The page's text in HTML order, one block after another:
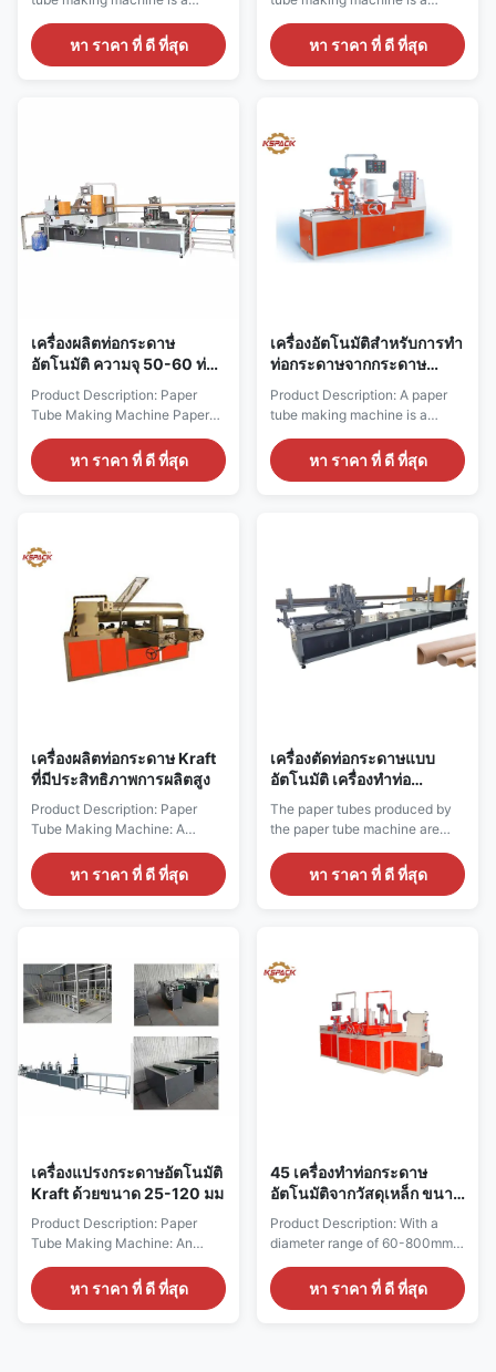
mechanical device that rolls
paper into a tube shape. This
machine has become
and cutting, the machine
produces ...
หา ราคา ที่ ดี ที่สุด
mechanical device that is
specifically designed to roll
paper into a tubular shape. Its
as printing, packaging and
papermaking. These tubes are
created ...
หา ราคา ที่ ดี ที่สุด
เครื่องผลิตท่อกระดาษ
อัตโนมัติ ความจุ 50-60 ท่อ/
120 มม
Product Description: Paper
Tube Making Machine Paper
mechanical device that is used
to roll paper into a tube shape.
machine produces tubes of
different sizes, which act as
support for ...
หา ราคา ที่ ดี ที่สุด
เครื่องอัตโนมัติสําหรับการทํา
ท่อกระดาษจากกระดาษ
นาที
Product Description: A paper
tube making machine is a
you to convert paper into a
tubular shape. It finds its
such as paper gluing, winding,
and cutting ...
หา ราคา ที่ ดี ที่สุด
เครื่องผลิตท่อกระดาษ Kraft
ที่มีประสิทธิภาพการผลิตสูง
Product Description: Paper
Tube Making Machine: A
tube making machine is a
mechanical equipment that
which serves as the core
support for products such as
coils, wires, and ...
หา ราคา ที่ ดี ที่สุด
เครื่องตัดท่อกระดาษแบบ
อัตโนมัติ เครื่องทําท่อ
กระดาษกระดาษกระดาษ
กระดาษกระดาษกระดาษ
กระดาษกระดาษกระดาษ
กระดาษกระดาษกระดาษ
กระดาษกระดาษกระดาษ
กระดาษกระดาษกระดาษ
กระดาษกระดาษกระดาษ
กระดาษกระดาษกระดาษ
กระดาษกระดาษกระดาษ
กระดาษกระดาษกระดาษ
กระดาษกระดาษกระดาษ
The paper tubes produced by
the paper tube machine are
as chemical fiber industry
tubes, film industry tubes,
construction industry tubes,
exhibition industry tubes, etc. ...
หา ราคา ที่ ดี ที่สุด
เครื่องแปรงกระดาษอัตโนมัติ
Kraft ด้วยขนาด 25-120 มม
Product Description: Paper
Tube Making Machine: An
Printing Industries When it
comes to packaging and
หา ราคา ที่ ดี ที่สุด
45 เครื่องทําท่อกระดาษ
อัตโนมัติจากวัสดุเหล็ก ขนาด
1600 มม ความเร็วการผลิต
0-10 เมตรต่อนาที
Product Description: With a
diameter range of 60-800mm,
paper tubes of varying sizes. It
also has a thickness range of
หา ราคา ที่ ดี ที่สุด